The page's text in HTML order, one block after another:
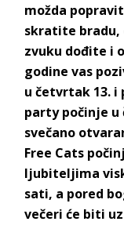
možda
skratite bradu,
zvuku dođite i
godine vas
u četvrtak 13.
party počinje u
svečano
Free Cats
ljubiteljima
sati, a pored
večeri će biti